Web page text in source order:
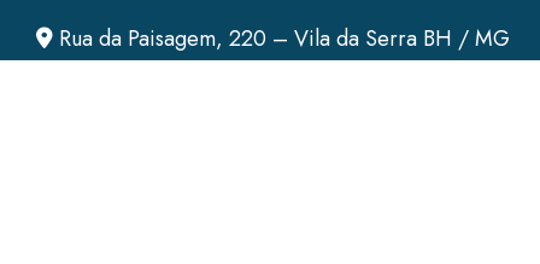
Rua da Paisagem, 220 – Vila da Serra BH / MG